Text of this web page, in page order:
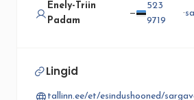
Enely-Triin
Padam
—
523
9719
·
Lingid
tallinn.ee/et/esindushooned/